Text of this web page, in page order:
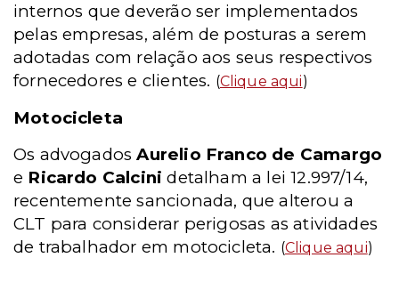
internos que deverão ser implementados
pelas empresas, além de posturas a serem
adotadas com relação aos seus respectivos
fornecedores e clientes. (Clique aqui)
Motocicleta
Os advogadosAurelio Franco de Camargo
e Ricardo Calcinidetalham a lei 12.997/14,
recentemente sancionada, que alterou a
CLT para considerar perigosas as atividades
de trabalhador em motocicleta. (Clique aqui)